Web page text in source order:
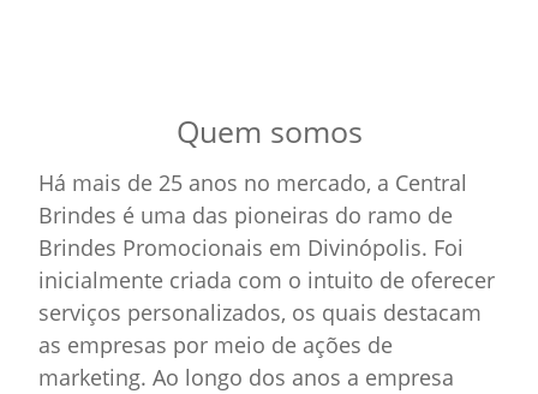
Quem somos
Há mais de 25 anos no mercado, a Central
Brindes é uma das pioneiras do ramo de
Brindes Promocionais em Divinópolis. Foi
inicialmente criada com o intuito de oferecer
serviços personalizados, os quais destacam
as empresas por meio de ações de
marketing. Ao longo dos anos a empresa